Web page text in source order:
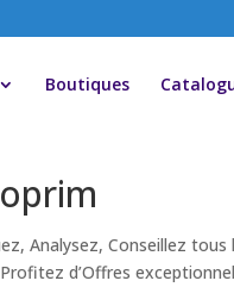
Boutiques
Analysez, Conseillez tous
d’Offres